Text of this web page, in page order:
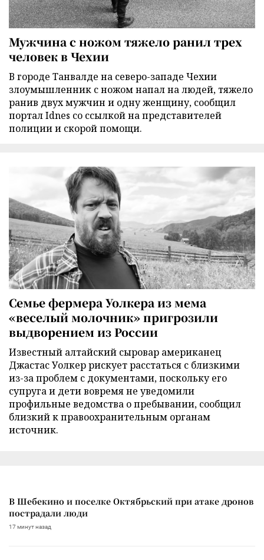
Мужчина с ножом тяжело ранил трех
человек в Чехии
В городе Танвалде на северо-западе Чехии
злоумышленник с ножом напал на людей, тяжело
ранив двух мужчин и одну женщину, сообщил
портал Idnes со ссылкой на представителей
полиции и скорой помощи.
Семье фермера Уолкера из мема
«веселый молочник» пригрозили
выдворением из России
Известный алтайский сыровар американец
Джастас Уолкер рискует расстаться с близкими
из-за проблем с документами, поскольку его
супруга и дети вовремя не уведомили
профильные ведомства о пребывании, сообщил
близкий к правоохранительным органам
источник.
В Шебекино и поселке Октябрьский при атаке дронов
пострадали люди
17 минут назад